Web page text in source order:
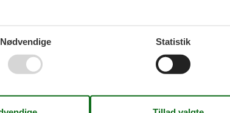
Nødvendige Statistik